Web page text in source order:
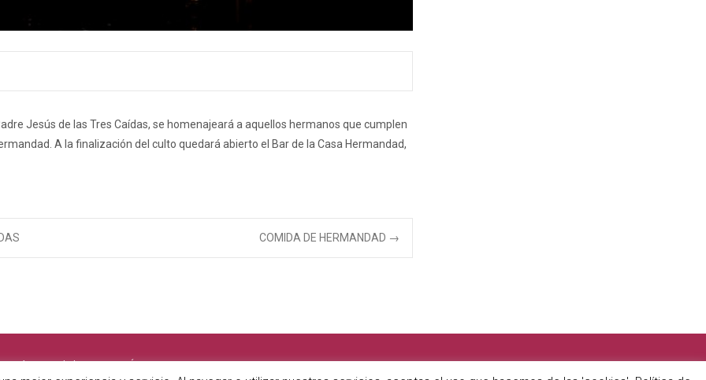
Jesús de las Tres Caídas, se homenajeará a aquellos hermanos que cumplen
A la finalización del culto quedará abierto el Bar de la Casa Hermandad,
COMIDA DE HERMANDAD →